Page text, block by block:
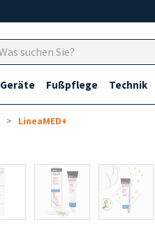
Geräte Fußpflege Technik
LineaMED+